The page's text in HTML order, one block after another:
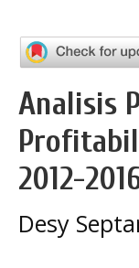
Analisis
2012-
Desy